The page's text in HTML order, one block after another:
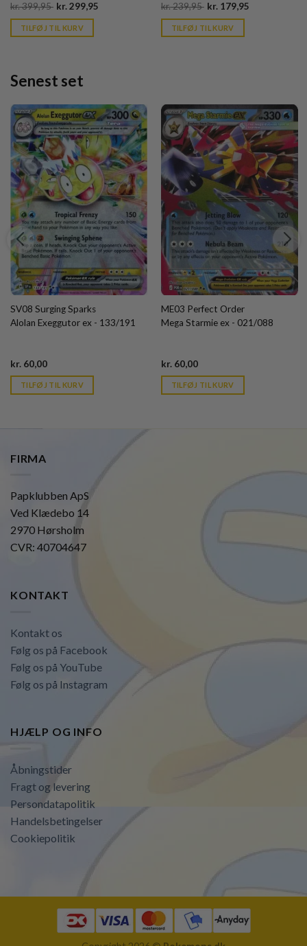
kr.399,95 Original
was:
kr. 399,95.
kr.299,95
TILFØJ TIL KURV
kr.239,95 Original
was:
kr. 239,95.
kr.179,95Current
TILFØJ TIL KURV
Senest set
SV08 Surging Sparks
Alolan Exeggutor ex - 133/191
kr. 60,00Current
is:
kr. 39,95.
TILFØJ TIL KURV
ME03 Perfect Order
Mega Starmie ex - 021/088
kr.60,00Current
is:
kr. 39,95.
TILFØJ TIL KURV
FIRMA
Papklubben ApS
Ved Klædebo 14
2970 Hørsholm
CVR: 40704647
KONTAKT
Kontakt os
Følg os på Facebook
Følg os på YouTube
Følg os på Instagram
HJÆLP OG INFO
Åbningstider
Fragt og levering
Persondatapolitik
Handelsbetingelser
Cookiepolitik